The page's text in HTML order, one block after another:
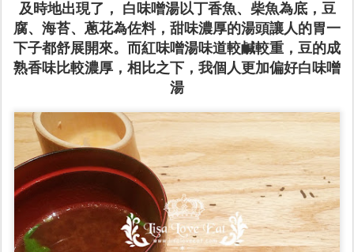
及時地出現了， 白味噌湯以丁香魚、柴魚為底，豆
腐、海苔、蔥花為佐料，甜味濃厚的湯頭讓人的胃一
下子都舒展開來。而紅味噌湯味道較鹹較重，豆的成
熟香味比較濃厚，相比之下，我個人更加偏好白味噌
湯